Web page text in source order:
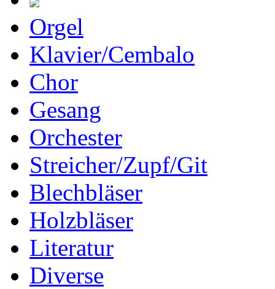
Orgel
Klavier/Cembalo
Chor
Gesang
Orchester
Streicher/Zupf/Git
Blechbläser
Holzbläser
Literatur
Diverse